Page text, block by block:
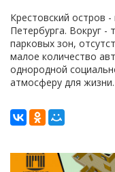
Крестовский остров
Петербурга. Вокруг
парковых зон,
малое количество
однородной
атмосферу для жизни.